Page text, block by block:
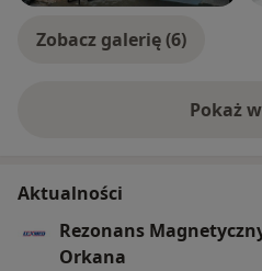
Zobacz galerię (6)
Pokażo
Aktualności
Rezonans
Orkana